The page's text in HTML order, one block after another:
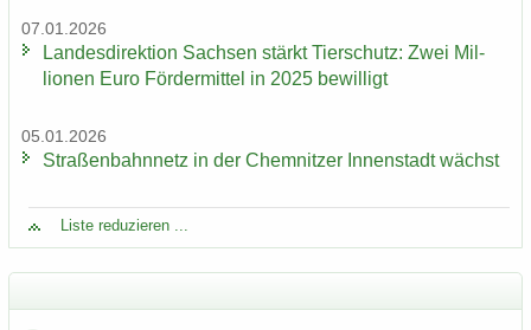
07.01.2026
Lan­des­di­rek­ti­on Sach­sen stärkt Tier­schutz: Zwei Mil­
lio­nen Euro För­der­mit­tel in 2025 be­wil­ligt
05.01.2026
Stra­ßen­bahn­netz in der Chem­nit­zer In­nen­stadt wächst
Liste re­du­zie­ren ...